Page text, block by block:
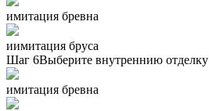
имитация бревна
иимитация бруса
Шаг 6Выберите внутреннию отделку
имитация бревна